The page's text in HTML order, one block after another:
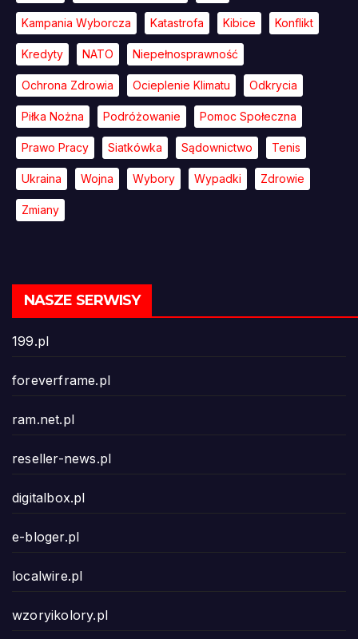
Kampania Wyborcza Katastrofa Kibice Konflikt
Kredyty NATO Niepełnosprawność
Ochrona Zdrowia Ocieplenie Klimatu Odkrycia
Piłka Nożna Podróżowanie Pomoc Społeczna
Prawo Pracy Siatkówka Sądownictwo Tenis
Ukraina Wojna Wybory Wypadki Zdrowie
Zmiany
NASZE SERWISY
199.pl
foreverframe.pl
ram.net.pl
reseller-news.pl
digitalbox.pl
e-bloger.pl
localwire.pl
wzoryikolory.pl